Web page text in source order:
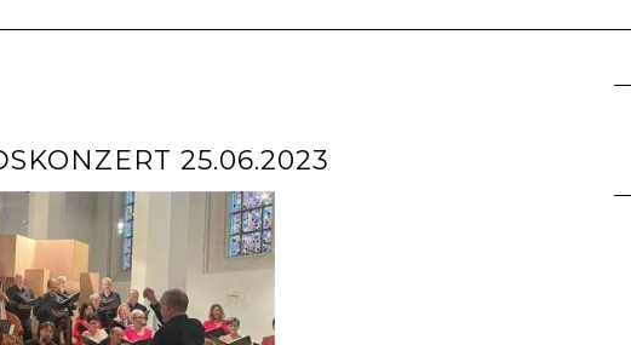
25.06.2023